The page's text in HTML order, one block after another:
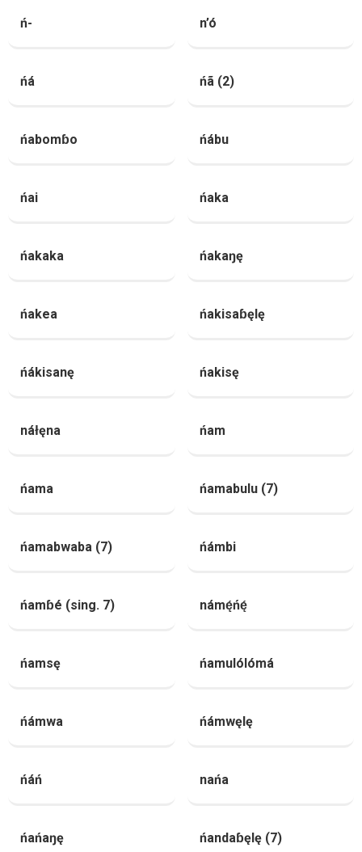
ń- n’ó
ńá ńã (2)
ńabomɓo ńábu
ńai ńaka
ńakaka ńakaŋę
ńakea ńakisaɓęlę
ńákisanę ńakisę
náłęna ńam
ńama ńamabulu (7)
ńamabwaba (7) ńámbi
ńamɓé (sing. 7) námę́ńę́
ńamsę ńamulólómá
ńámwa ńámwęlę
ńáń nańa
ńańaŋę ńandaɓęlę (7)